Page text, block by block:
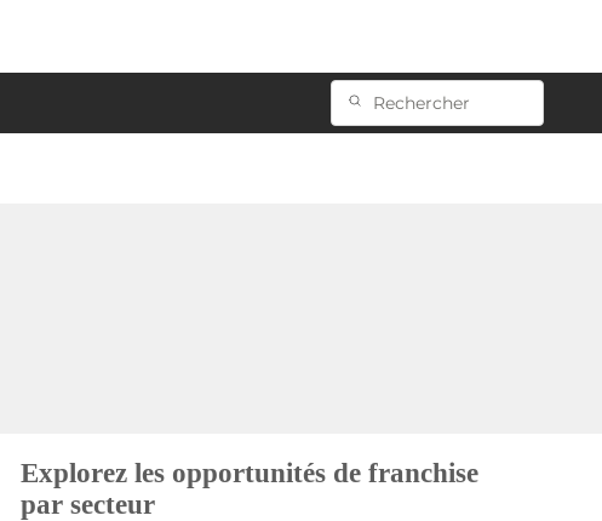
Explorez les opportunités de franchise
par secteur